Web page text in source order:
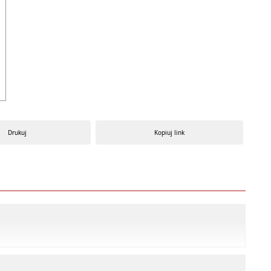
Drukuj Kopiuj link